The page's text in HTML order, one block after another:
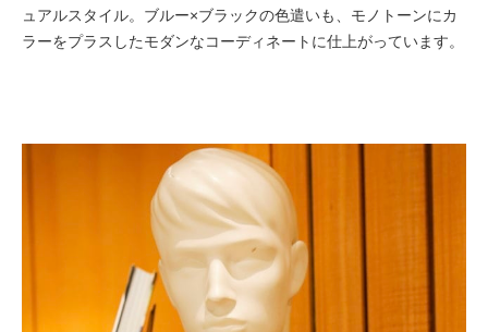
ュアルスタイル。ブルー×ブラックの色遣いも、モノトーンにカ
ラーをプラスしたモダンなコーディネートに仕上がっています。